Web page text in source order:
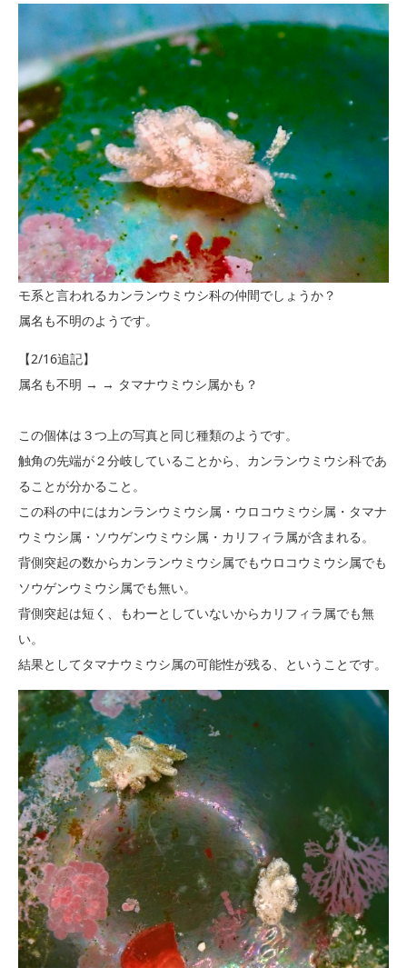
モ系と言われるカンランウミウシ科の仲間でしょうか？
属名も不明のようです。
【2/16追記】
属名も不明 → → タマナウミウシ属かも？
この個体は３つ上の写真と同じ種類のようです。
触角の先端が２分岐していることから、カンランウミウシ科であ
ることが分かること。
この科の中にはカンランウミウシ属・ウロコウミウシ属・タマナ
ウミウシ属・ソウゲンウミウシ属・カリフィラ属が含まれる。
背側突起の数からカンランウミウシ属でもウロコウミウシ属でも
ソウゲンウミウシ属でも無い。
背側突起は短く、もわーとしていないからカリフィラ属でも無
い。
結果としてタマナウミウシ属の可能性が残る、ということです。